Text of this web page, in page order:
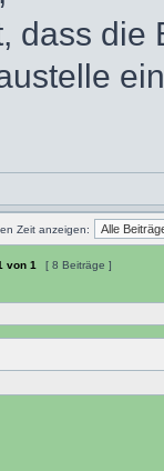
dass die
Zeit anzeigen:
von 1 [ 8 Beiträge ]